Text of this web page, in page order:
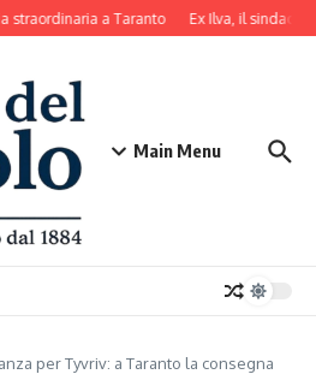
straordinaria a Taranto Ex Ilva, il sindaco
Main Menu
per Tyvriv: a Taranto la consegna